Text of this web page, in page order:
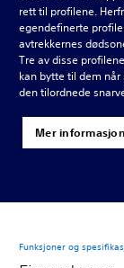
rett til profilene.
egendefinerte
avtrekkernes
Tre av disse
kan bytte til dem
den tilordnede
Mer
Funksjoner og